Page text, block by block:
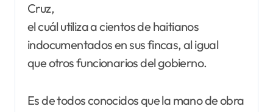
Cruz,
el cuál utiliza a cientos de haitianos
indocumentados en sus fincas, al igual
que otros funcionarios del gobierno.
Es de todos conocidos que la mano de obra